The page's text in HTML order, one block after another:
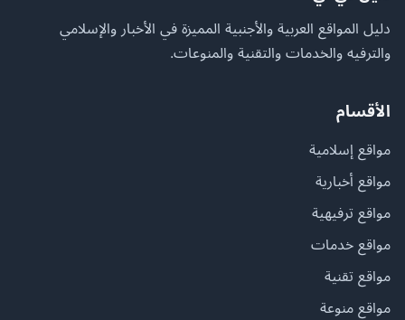
دليل المواقع العربية والأجنبية المميزة في الأخبار والإسلامي
والترفيه والخدمات والتقنية والمنوعات.
الأقسام
مواقع إسلامية
مواقع أخبارية
مواقع ترفيهية
مواقع خدمات
مواقع تقنية
مواقع منوعة